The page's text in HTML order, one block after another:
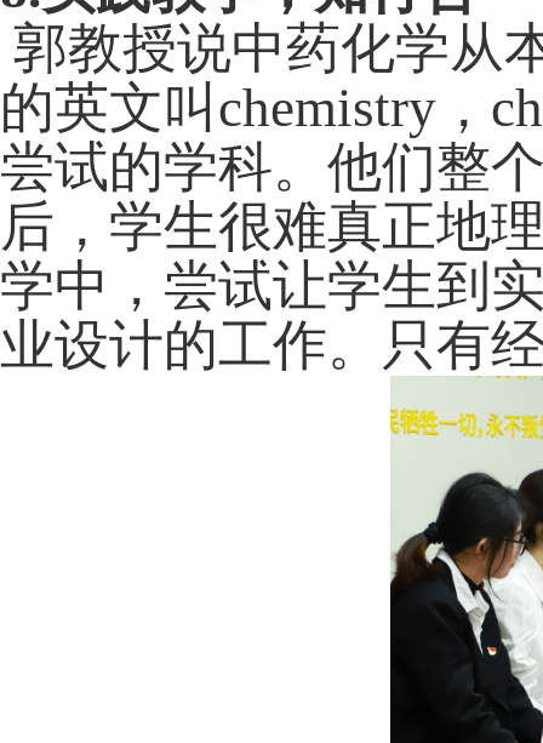
郭教授说中药化学从
的英文叫 chemistry ，
尝试的学科。他们整
后，学生很难真正地
学中，尝试让学生到
业设计的工作。只有